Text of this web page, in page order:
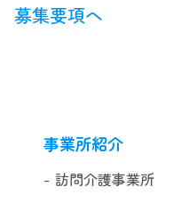
募集要項へ
事業所紹介
訪問介護事業所